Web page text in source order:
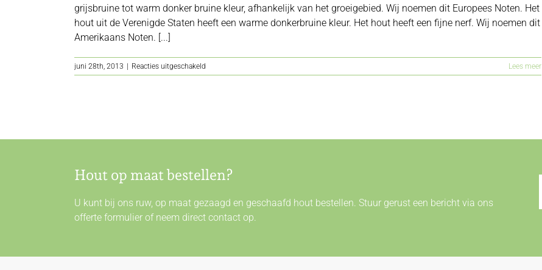
grijsbruine tot warm donker bruine kleur, afhankelijk van het groeigebied. Wij noemen dit Europees Noten. Het
hout uit de Verenigde Staten heeft een warme donkerbruine kleur. Het hout heeft een fijne nerf. Wij noemen dit
Amerikaans Noten. [...]
juni 28th, 2013 | Reacties uitgeschakeld
Noten
Lees meer
Hout op maat bestellen?
U kunt bij ons ruw, op maat gezaagd en geschaafd hout bestellen. Stuur gerust een bericht via ons
offerte formulier of neem direct contactop.